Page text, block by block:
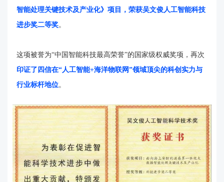
智能处理关键技术及产业化》项目，荣获吴文俊人工智能科技
进步奖二等奖。
这项被誉为“中国智能科技最高荣誉”的国家级权威奖项，再次
印证了四信在“人工智能+海洋物联网”领域顶尖的科创实力与
行业标杆地位。